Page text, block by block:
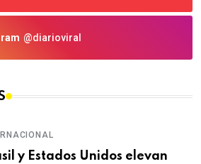
@diarioviral
y Estados Unidos elevan